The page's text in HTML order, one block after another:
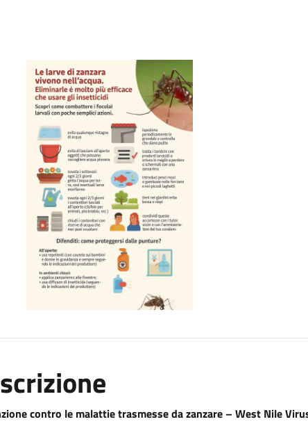
contro le malattie trasmesse da zanzare – West Nile